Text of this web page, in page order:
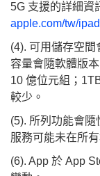
5G 支援的詳細資
apple.com/tw/
(4). 可用儲存空
容量會隨軟體版
10 億位元組；
較少。
(5). 所列功能會
服務可能未在所
(6). App 於 App